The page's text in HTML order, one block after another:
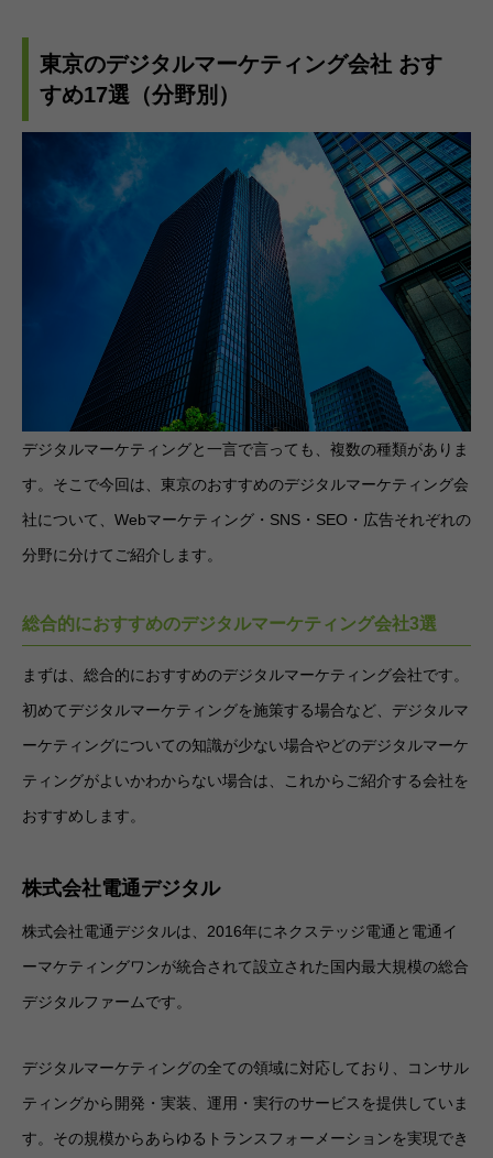
東京のデジタルマーケティング会社 おす
すめ17選（分野別）
デジタルマーケティングと一言で言っても、複数の種類がありま
す。そこで今回は、東京のおすすめのデジタルマーケティング会
社について、Webマーケティング・SNS・SEO・広告それぞれの
分野に分けてご紹介します。
総合的におすすめのデジタルマーケティング会社3選
まずは、総合的におすすめのデジタルマーケティング会社です。
初めてデジタルマーケティングを施策する場合など、デジタルマ
ーケティングについての知識が少ない場合やどのデジタルマーケ
ティングがよいかわからない場合は、これからご紹介する会社を
おすすめします。
株式会社電通デジタル
株式会社電通デジタルは、2016年にネクステッジ電通と電通イ
ーマケティングワンが統合されて設立された国内最大規模の総合
デジタルファームです。
デジタルマーケティングの全ての領域に対応しており、コンサル
ティングから開発・実装、運用・実行のサービスを提供していま
す。その規模からあらゆるトランスフォーメーションを実現でき